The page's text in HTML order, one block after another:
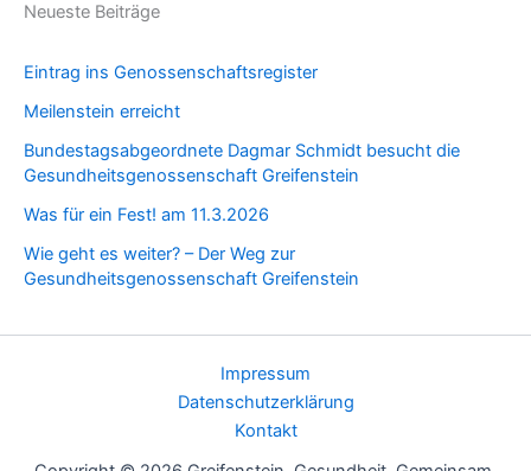
Neueste Beiträge
Eintrag ins Genossenschaftsregister
Meilenstein erreicht
Bundestagsabgeordnete Dagmar Schmidt besucht die
Gesundheitsgenossenschaft Greifenstein
Was für ein Fest! am 11.3.2026
Wie geht es weiter? – Der Weg zur
Gesundheitsgenossenschaft Greifenstein
Impressum
Datenschutzerklärung
Kontakt